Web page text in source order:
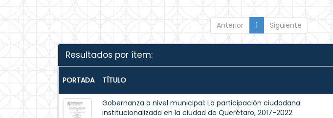
Anterior 1 Siguiente
Resultados por ítem:
PORTADA TÍTULO
Gobernanza a nivel municipal: La participación ciudadana
institucionalizada en la ciudad de Querétaro, 2017-2022